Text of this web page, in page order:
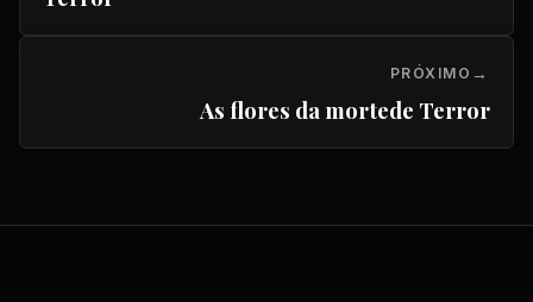
PRÓXIMO
As flores da mortede Terror